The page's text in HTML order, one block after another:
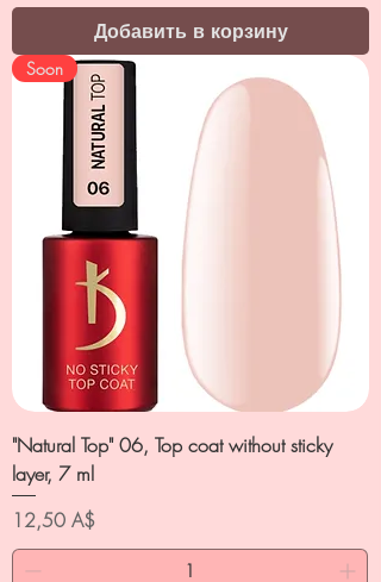
Добавить в корзину
Soon
"Natural Top" 06, Top coat without sticky
layer, 7 ml
Цена
12,50 A$